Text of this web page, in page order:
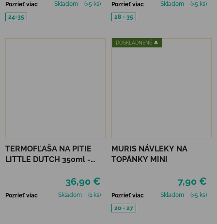
Pozrieť viac Skladom
(>5 ks)
24-35
Pozrieť viac Skladom
(>5 ks)
28 - 35
TERMOFĽAŠA NA PITIE
LITTLE DUTCH 350ml -
36,90 €
Pozrieť viac Skladom (1 ks)
DOSKLADNENÉ 🔔
MURIS NÁVLEKY NA
TOPÁNKY MINI
7,90 €
Pozrieť viac Skladom
(>5 ks)
20 - 27